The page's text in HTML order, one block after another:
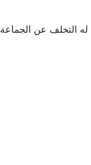
التخلف عن الجماعة